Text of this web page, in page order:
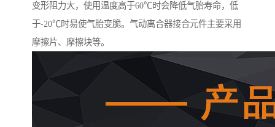
变形阻力大，使用温度高于60℃时会降低气胎寿命，低
于-20℃时易使气胎变脆。气动离合器接合元件主要采用
摩擦片、摩擦块等。